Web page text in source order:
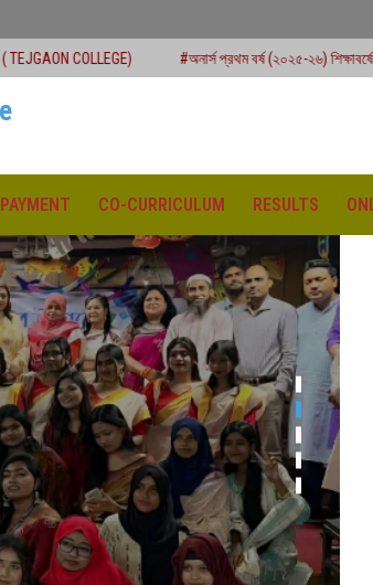
#অনার্স প্রথম বর্ষ (২০২৫-২৬) শিক্ষাবর্ষে ২য় মেধাতালিকায় ভর্তি
PAYMENT CO-CURRICULUM RESULTS